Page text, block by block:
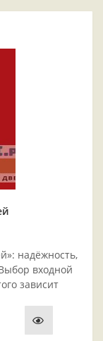
надёжность,
входной
зависит